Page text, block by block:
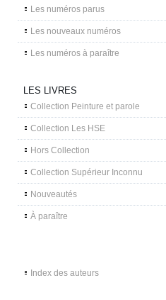
Les numéros parus
Les nouveaux numéros
Les numéros à paraître
LES LIVRES
Collection Peinture et parole
Collection Les HSE
Hors Collection
Collection Supérieur Inconnu
Nouveautés
À paraître
Index des auteurs